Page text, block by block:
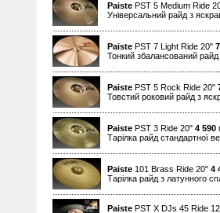
Paiste PST 5 Medium Ride
Універсальний райд з
Paiste PST 7 Light Ride 20"
Тонкий збалансований
Paiste PST 5 Rock Ride 20"
Товстий роковий райд з
Paiste PST 3 Ride 20" 4 590
Тарілка райд стандартної
Paiste 101 Brass Ride 20" 4
Тарілка райд з латунного
Paiste PST X DJs 45 Ride